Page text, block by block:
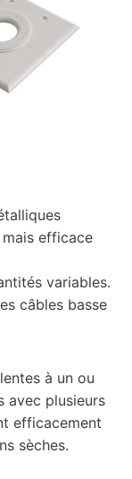
efficace
variables.
câbles basse
à un ou
avec plusieurs
efficacement
sèches.